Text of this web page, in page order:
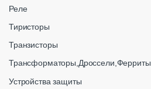
Реле
Тиристоры
Транзисторы
Трансформаторы,Дроссели,Ферриты
Устройства защиты